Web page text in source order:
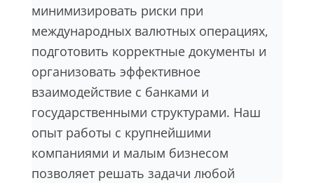
минимизировать риски при
международных валютных операциях,
подготовить корректные документы и
организовать эффективное
взаимодействие с банками и
государственными структурами. Наш
опыт работы с крупнейшими
компаниями и малым бизнесом
позволяет решать задачи любой